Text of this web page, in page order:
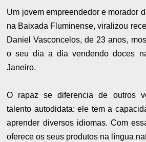
Um jovem empreendedor e morador
na Baixada Fluminense, viralizou
Daniel Vasconcelos, de 23 anos,
o seu dia a dia vendendo doces
Janeiro.
O rapaz se diferencia de outros
talento autodidata: ele tem a
aprender diversos idiomas. Com
oferece os seus produtos na língua